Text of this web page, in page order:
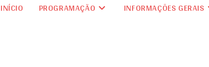
INÍCIO PROGRAMAÇÃO INFORMAÇÕES GERAIS